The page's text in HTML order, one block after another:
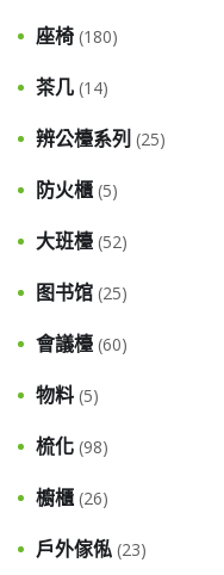
座椅 (180)
茶几 (14)
辨公檯系列 (25)
防火櫃 (5)
大班檯 (52)
图书馆 (25)
會議檯 (60)
物料 (5)
梳化 (98)
櫥櫃 (26)
戶外傢俬 (23)